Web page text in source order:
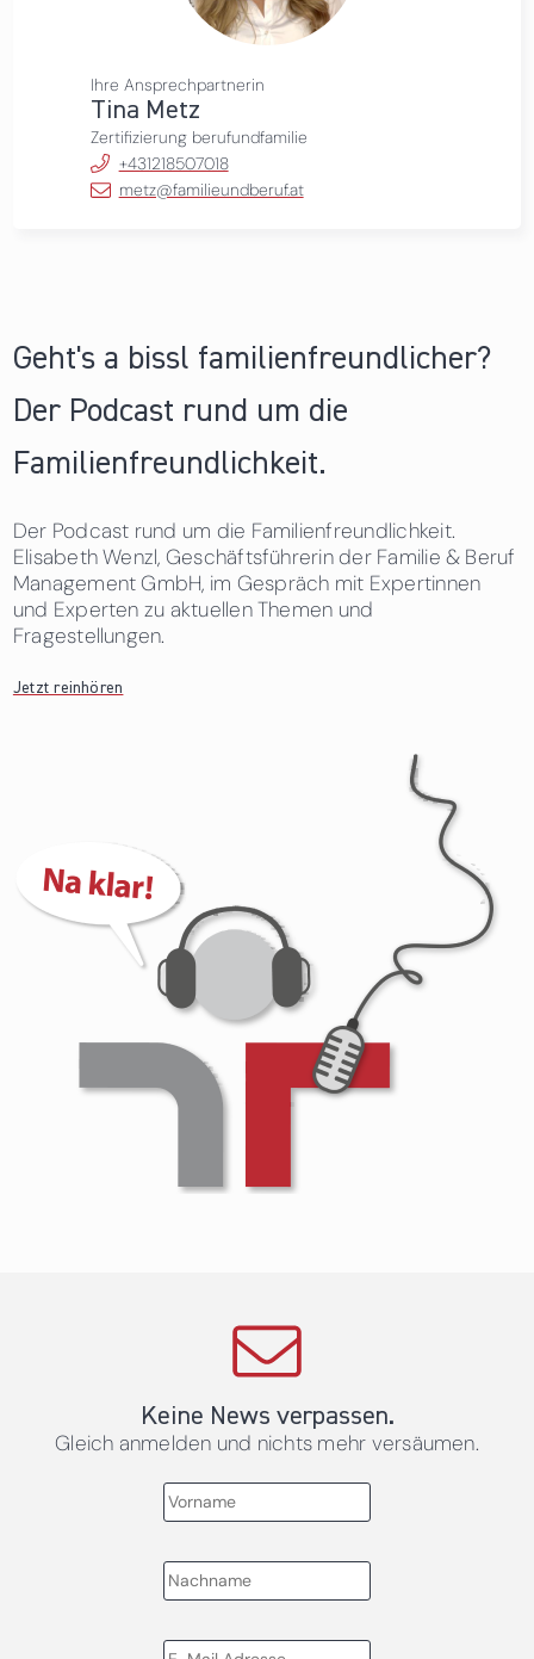
Ihre Ansprechpartnerin
Tina Metz
Zertifizierung berufundfamilie
+431218507018
metz@familieundberuf.at
Geht's a bissl familienfreundlicher?
Der Podcast rund um die
Familienfreundlichkeit.
Der Podcast rund um die Familienfreundlichkeit.
Elisabeth Wenzl, Geschäftsführerin der Familie & Beruf
Management GmbH, im Gespräch mit Expertinnen
und Experten zu aktuellen Themen und
Fragestellungen.
Jetzt reinhören
Keine News verpassen.
Gleich anmelden und nichts mehr versäumen.